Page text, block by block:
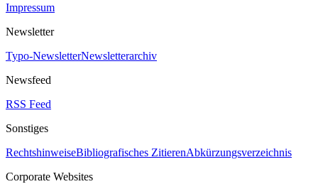
Impressum
Newsletter
Typo-NewsletterNewsletterarchiv
Newsfeed
RSS Feed
Sonstiges
RechtshinweiseBibliografisches ZitierenAbkürzungsverzeichnis
Corporate Websites